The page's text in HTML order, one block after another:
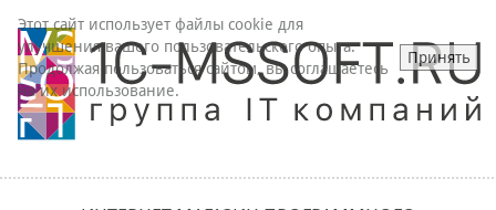
Этот сайт использует файлы cookie для
улучшения вашего пользовательского опыта.
Продолжая пользоваться сайтом, вы соглашаетесь
на их использование.
Принять